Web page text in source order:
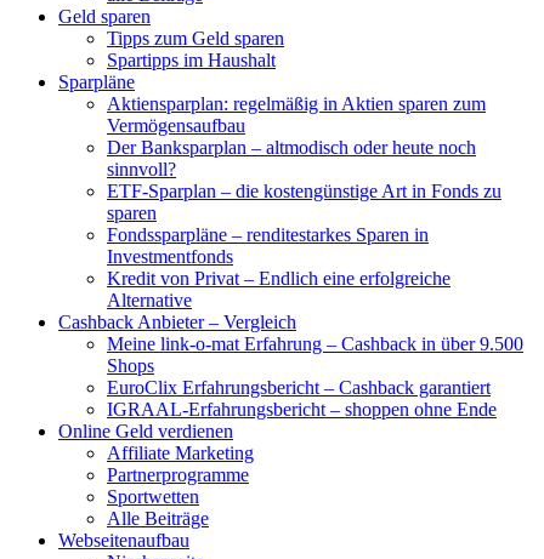
Geld sparen
Tipps zum Geld sparen
Spartipps im Haushalt
Sparpläne
Aktiensparplan: regelmäßig in Aktien sparen zum
Vermögensaufbau
Der Banksparplan – altmodisch oder heute noch
sinnvoll?
ETF-Sparplan – die kostengünstige Art in Fonds zu
sparen
Fondssparpläne – renditestarkes Sparen in
Investmentfonds
Kredit von Privat – Endlich eine erfolgreiche
Alternative
Cashback Anbieter – Vergleich
Meine link-o-mat Erfahrung – Cashback in über 9.500
Shops
EuroClix Erfahrungsbericht – Cashback garantiert
IGRAAL-Erfahrungsbericht – shoppen ohne Ende
Online Geld verdienen
Affiliate Marketing
Partnerprogramme
Sportwetten
Alle Beiträge
Webseitenaufbau